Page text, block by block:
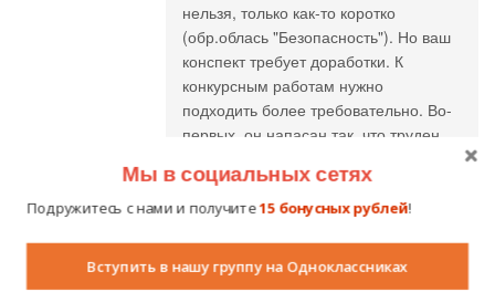
нельзя, только как-то коротко
(обр.облась "Безопасность"). Но ваш
конспект требует доработки. К
конкурсным работам нужно
подходить более требовательно. Во-
первых, он напасан так, что труден
сформулированны нечётко. Во-
вторых, пальчиковые и подвижные
развёрнутом виде (а у Вас их нет
вообще, только - "п/и "Удочка - и
Мы в социальных сетях
Подружитесь с нами и получите15 бонусных рублей!
Вступить в нашу группу на Одноклассниках